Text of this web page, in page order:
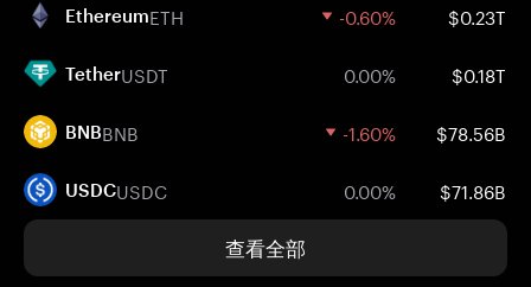
EthereumETH -0.60% $0.23T
TetherUSDT 0.00% $0.18T
BNBBNB -1.60% $78.56B
USDCUSDC 0.00% $71.86B
查看全部